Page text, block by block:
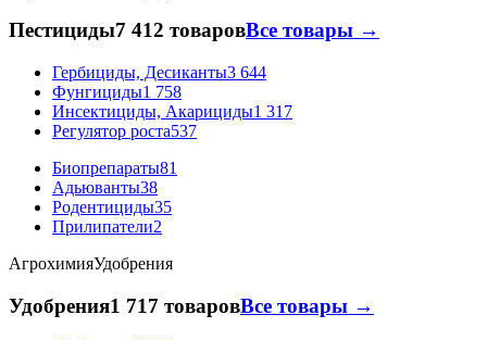
Пестициды7 412 товаровВсе товары →
Гербициды, Десиканты3 644
Фунгициды1 758
Инсектициды, Акарициды1 317
Регулятор роста537
Биопрепараты81
Адьюванты38
Родентициды35
Прилипатели2
АгрохимияУдобрения
Удобрения1 717 товаровВсе товары →